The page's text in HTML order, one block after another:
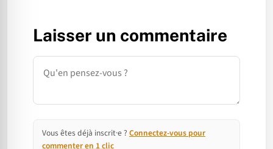
Laisser un commentaire
Commentaire
Vous êtes déjà inscrit·e ? Connectez-vous pour
commenter en 1 clic